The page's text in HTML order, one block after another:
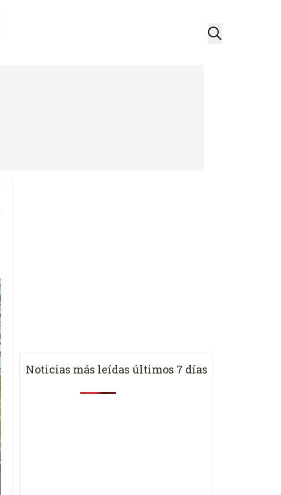
Noticias más leídas últimos 7 días